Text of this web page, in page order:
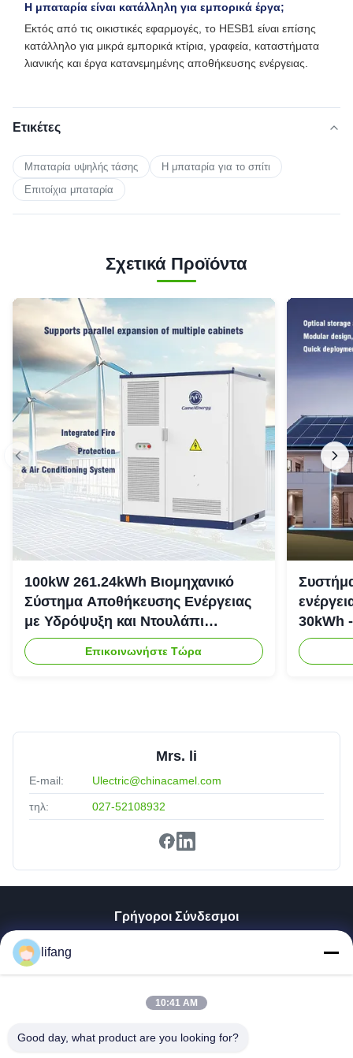
Η μπαταρία είναι κατάλληλη για εμπορικά έργα;
Εκτός από τις οικιστικές εφαρμογές, το HESB1 είναι επίσης
κατάλληλο για μικρά εμπορικά κτίρια, γραφεία, καταστήματα
λιανικής και έργα κατανεμημένης αποθήκευσης ενέργειας.
Ετικέτες
Μπαταρία υψηλής τάσης
Η μπαταρία για το σπίτι
Επιτοίχια μπαταρία
Σχετικά Προϊόντα
100kW 261.24kWh Βιομηχανικό
Σύστημα Αποθήκευσης Ενέργειας
με Υδρόψυξη και Ντουλάπι
Αποθήκευσης Ενέργειας IP54
Επικοινωνήστε Τώρα
30kWh
Mrs. li
E-mail: Ulectric@chinacamel.com
τηλ: 027-52108932
Γρήγοροι Σύνδεσμοι
Γύρος Εργοστασίων
Επαφή
lifang
10:41 AM
Good day, what product are you looking for?